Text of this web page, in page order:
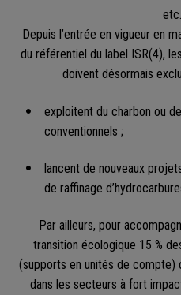
Depuis l’entrée en vigueur en
du référentiel du label ISR(4),
doivent désormais
exploitent du charbon ou
conventionnels ;
lancent de nouveaux
de raffinage
Par ailleurs, pour
transition écologique 15 %
(supports en unités de compte)
dans les secteurs à fort